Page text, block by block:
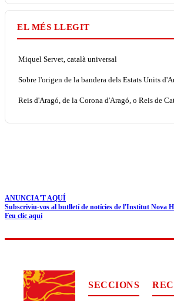
EL MÉS LLEGIT
Miquel Servet, català universal
Sobre l'origen de la bandera dels Estats Units
Reis d'Aragó, de la Corona d'Aragó, o Reis de
ANUNCIA'T AQUÍ
Subscriviu-vos al butlletí de notícies de l'Institut Nova
Feu clic aquí
SECCIONS